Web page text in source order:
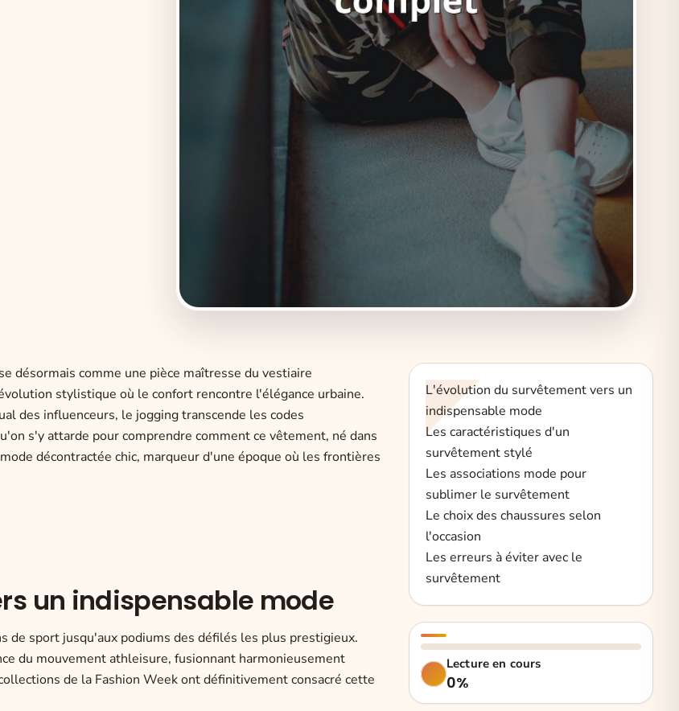
désormais comme une pièce maîtresse du vestiaire
stylistique où le confort rencontre l'élégance urbaine.
des influenceurs, le jogging transcende les codes
s'y attarde pour comprendre comment ce vêtement, né dans
décontractée chic, marqueur d'une époque où les frontières
un indispensable mode
de sport jusqu'aux podiums des défilés les plus prestigieux.
du mouvement athleisure, fusionnant harmonieusement
de la Fashion Week ont définitivement consacré cette
L'évolution du survêtement vers un
indispensable mode
Les caractéristiques d'un
survêtement stylé
Les associations mode pour
sublimer le survêtement
Le choix des chaussures selon
l'occasion
Les erreurs à éviter avec le
survêtement
Lecture en cours
0%